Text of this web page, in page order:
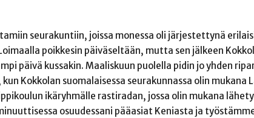
seurakuntiin, joissa monessa oli järjestettynä
poikkesin päiväseltään, mutta sen jälkeen
päivä kussakin. Maaliskuun puolella pidin jo yhden
Kokkolan suomalaisessa seurakunnassa olin mukana
ikäryhmälle rastiradan, jossa olin mukana
osuudessani pääasiat Keniasta ja